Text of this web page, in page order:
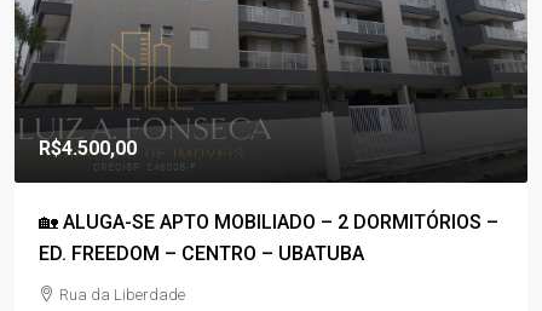
R$4.500,00
🏡 ALUGA-SE APTO MOBILIADO – 2 DORMITÓRIOS –
ED. FREEDOM – CENTRO – UBATUBA
Rua da Liberdade